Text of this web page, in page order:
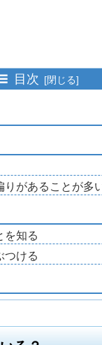
目次
りがあることが多
を知る
つける